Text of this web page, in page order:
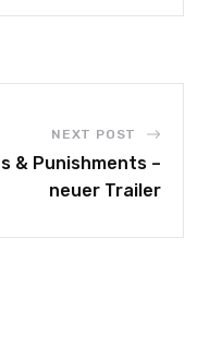
NEXT POST
& Punishments –
neuer Trailer